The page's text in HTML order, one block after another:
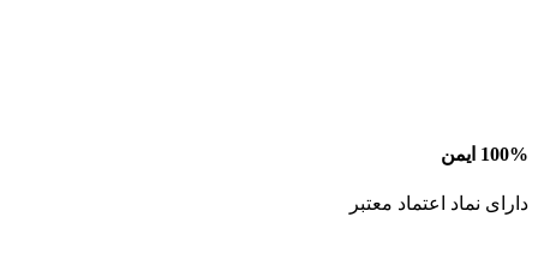
100% ایمن
دارای نماد اعتماد معتبر